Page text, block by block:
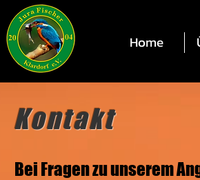
Home
Kontakt
Bei Fragen zu unserem